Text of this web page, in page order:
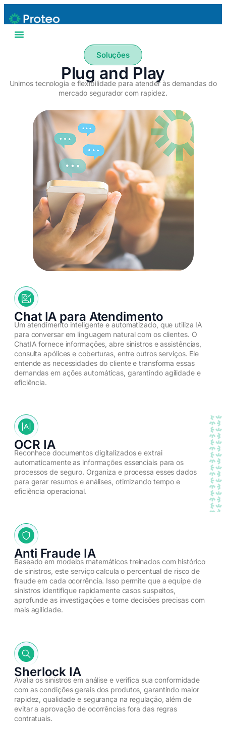
Soluções
Plug and Play
Unimos tecnologia e flexibilidade para atender às demandas do
mercado segurador com rapidez.
Chat IA para Atendimento
Um atendimento inteligente e automatizado, que utiliza IA
para conversar em linguagem natural com os clientes. O
ChatIA fornece informações, abre sinistros e assistências,
consulta apólices e coberturas, entre outros serviços. Ele
entende as necessidades do cliente e transforma essas
demandas em ações automáticas, garantindo agilidade e
eficiência.​
OCR IA
Reconhece documentos digitalizados e extrai
automaticamente as informações essenciais para os
processos de seguro. Organiza e processa esses dados
para gerar resumos e análises, otimizando tempo e
eficiência operacional.​
Anti Fraude IA
Baseado em modelos matemáticos treinados com histórico
de sinistros, este serviço calcula o percentual de risco de
fraude em cada ocorrência. Isso permite que a equipe de
sinistros identifique rapidamente casos suspeitos,
aprofunde as investigações e tome decisões precisas com
mais agilidade.​
Sherlock IA
Avalia os sinistros em análise e verifica sua conformidade
com as condições gerais dos produtos, garantindo maior
rapidez, qualidade e segurança na regulação, além de
evitar a aprovação de ocorrências fora das regras
contratuais.​